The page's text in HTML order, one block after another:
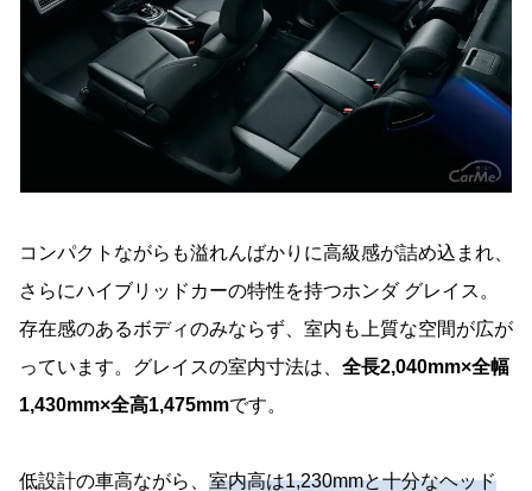
コンパクトながらも溢れんばかりに高級感が詰め込まれ、
さらにハイブリッドカーの特性を持つホンダ グレイス。
存在感のあるボディのみならず、室内も上質な空間が広が
っています。グレイスの室内寸法は、 全長2,040mm×全幅
1,430mm×全高1,475mmです。
低設計の車高ながら、 室内高は1,230mmと十分なヘッド